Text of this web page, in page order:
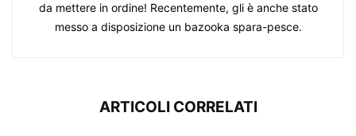
da mettere in ordine! Recentemente, gli è anche stato
messo a disposizione un bazooka spara-pesce.
ARTICOLI CORRELATI